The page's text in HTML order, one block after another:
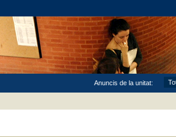
Anuncis de la unitat: